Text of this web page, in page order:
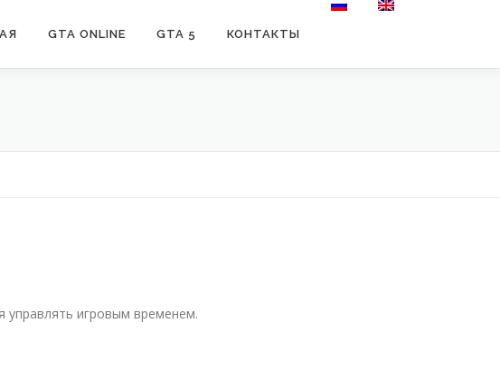
GTA ONLINE GTA 5 КОНТАКТЫ
игровым временем.